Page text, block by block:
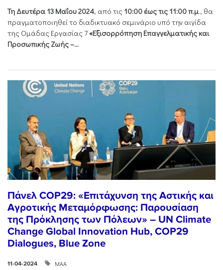
Τη Δευτέρα 13 Μαΐου 2024, από τις 10:00 έως τις 11:00 π.μ., θα
πραγματοποιηθεί το διαδικτυακό σεμινάριο υπό την αιγίδα
της Ομάδας Εργασίας 7«Εξισορρόπηση Επαγγελματικής και
Προσωπικής Ζωής –...
Πάνελ COP29: «Επιτάχυνση της Αστικής και
Αγροτικής Μεταμόρφωσης: Παρουσίαση
της Πρόκλησης των Πόλεων» – UN Climate
Change Global Innovation Hub, COP29
Dialogues, Blue Zone
11-04-2024 ΜΑΑ